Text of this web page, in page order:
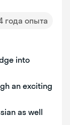
года опыта
into
an exciting
as well